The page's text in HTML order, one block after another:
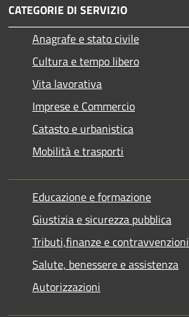
CATEGORIE DI SERVIZIO
Anagrafe e stato civile
Cultura e tempo libero
Vita lavorativa
Imprese e Commercio
Catasto e urbanistica
Mobilità e trasporti
Educazione e formazione
Giustizia e sicurezza pubblica
Tributi,finanze e contravvenzioni
Salute, benessere e assistenza
Autorizzazioni